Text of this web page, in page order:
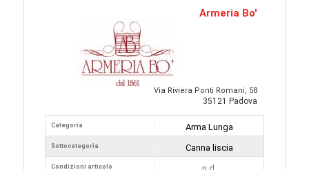
Armeria Bo'
Via Riviera Ponti Romani, 58
35121 Padova
Categoria
Sottocategoria
Condizioni articolo
Arma Lunga
Canna liscia